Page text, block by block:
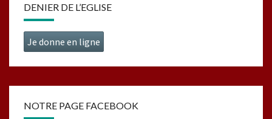
DENIER DE L’EGLISE
Je donne en ligne
NOTRE PAGE FACEBOOK